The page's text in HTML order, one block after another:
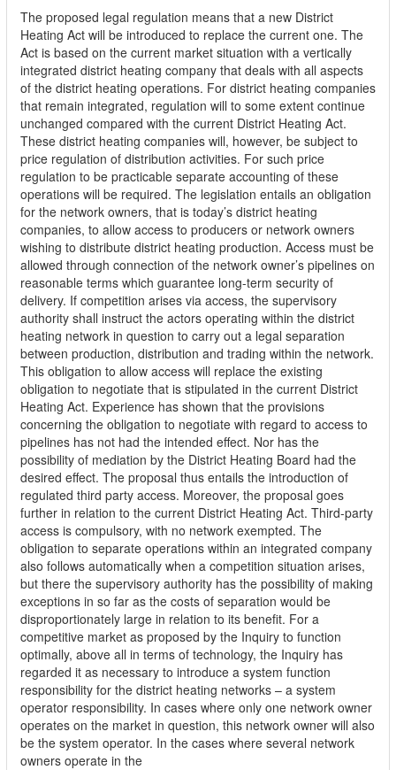
The proposed legal regulation means that a new District
Heating Act will be introduced to replace the current one. The
Act is based on the current market situation with a vertically
integrated district heating company that deals with all aspects
of the district heating operations. For district heating companies
that remain integrated, regulation will to some extent continue
unchanged compared with the current District Heating Act.
These district heating companies will, however, be subject to
price regulation of distribution activities. For such price
regulation to be practicable separate accounting of these
operations will be required. The legislation entails an obligation
for the network owners, that is today’s district heating
companies, to allow access to producers or network owners
wishing to distribute district heating production. Access must be
allowed through connection of the network owner’s pipelines on
reasonable terms which guarantee long-term security of
delivery. If competition arises via access, the supervisory
authority shall instruct the actors operating within the district
heating network in question to carry out a legal separation
between production, distribution and trading within the network.
This obligation to allow access will replace the existing
obligation to negotiate that is stipulated in the current District
Heating Act. Experience has shown that the provisions
concerning the obligation to negotiate with regard to access to
pipelines has not had the intended effect. Nor has the
possibility of mediation by the District Heating Board had the
desired effect. The proposal thus entails the introduction of
regulated third party access. Moreover, the proposal goes
further in relation to the current District Heating Act. Third-party
access is compulsory, with no network exempted. The
obligation to separate operations within an integrated company
also follows automatically when a competition situation arises,
but there the supervisory authority has the possibility of making
exceptions in so far as the costs of separation would be
disproportionately large in relation to its benefit. For a
competitive market as proposed by the Inquiry to function
optimally, above all in terms of technology, the Inquiry has
regarded it as necessary to introduce a system function
responsibility for the district heating networks – a system
operator responsibility. In cases where only one network owner
operates on the market in question, this network owner will also
be the system operator. In the cases where several network
owners operate in the